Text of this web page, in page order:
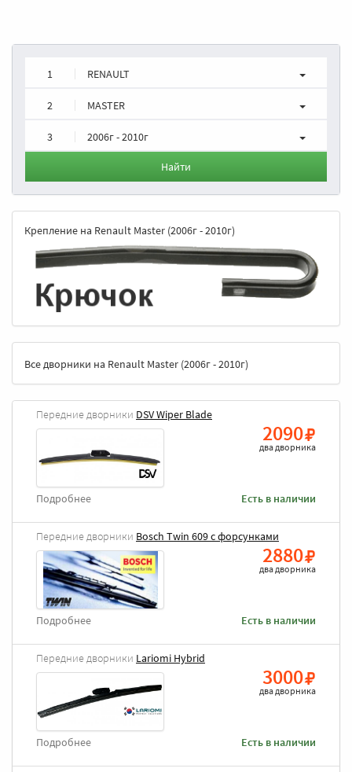
1 RENAULT
2 MASTER
3 2006г - 2010г
Найти
Крепление на Renault Master (2006г - 2010г)
Все дворники на Renault Master (2006г - 2010г)
Передние дворники DSV Wiper Blade
2090
два дворника
Есть в наличии
Подробнее
Передние дворники Bosch Twin 609 с форсунками
2880
два дворника
Есть в наличии
Подробнее
Передние дворники Lariomi Hybrid
3000
два дворника
Есть в наличии
Подробнее